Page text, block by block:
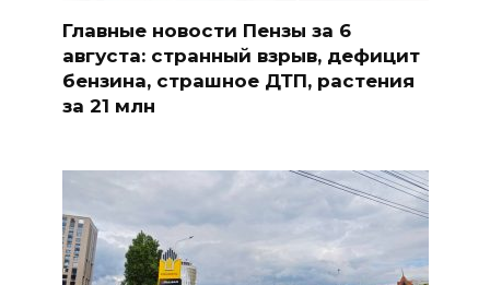
Главные новости Пензы за 6
августа: странный взрыв, дефицит
бензина, страшное ДТП, растения
за 21 млн